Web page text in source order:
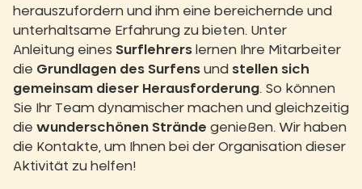
herauszufordern und ihm eine bereichernde und
unterhaltsame Erfahrung zu bieten. Unter
Anleitung eines Surflehrers lernen Ihre Mitarbeiter
die Grundlagen des Surfens und stellen sich
gemeinsam dieser Herausforderung. So können
Sie Ihr Team dynamischer machen und gleichzeitig
die wunderschönen Strände genießen. Wir haben
die Kontakte, um Ihnen bei der Organisation dieser
Aktivität zu helfen!